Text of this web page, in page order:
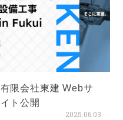
有限会社東建 Webサ
イト公開
2025.06.03